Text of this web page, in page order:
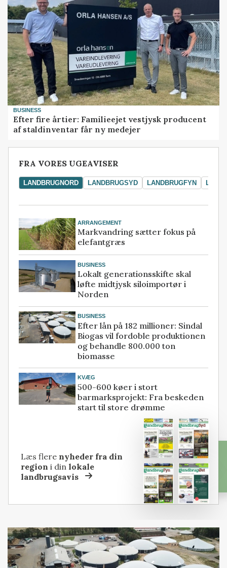
BUSINESS
Efter fire årtier: Familieejet vestjysk producent
af staldinventar får ny medejer
FRA VORES UGEAVISER
LANDBRUGNORD LANDBRUGSYD LANDBRUGFYN
ARRANGEMENT
Markvandring sætter fokus på
elefantgræs
BUSINESS
Lokalt generationsskifte skal
løfte midtjysk siloimportør i
Norden
BUSINESS
Efter lån på 182 millioner: Sindal
Biogas vil fordoble produktionen
og behandle 800.000 ton
biomasse
KVÆG
500-600 køer i stort
barmarksprojekt: Fra beskeden
start til store drømme
Læs flere nyheder fra din
region i dinlokale
landbrugsavis